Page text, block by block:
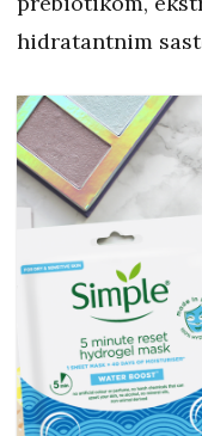
hidratantnim